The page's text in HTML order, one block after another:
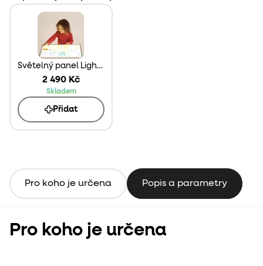
Světelný panel Light Table A3
2 490 Kč
Skladem
Přidat
Pro koho je určena Popis a parametry
Pro koho je určena